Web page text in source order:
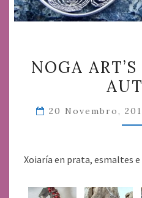
NOGA
20 Novembro,
Xoiaría en prata, esmaltes